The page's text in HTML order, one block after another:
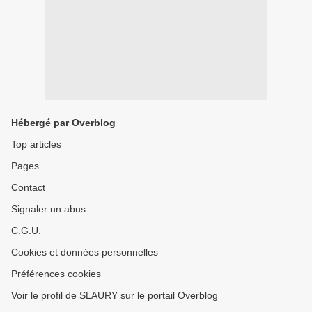
Hébergé par Overblog
Top articles
Pages
Contact
Signaler un abus
C.G.U.
Cookies et données personnelles
Préférences cookies
Voir le profil de SLAURY sur le portail Overblog